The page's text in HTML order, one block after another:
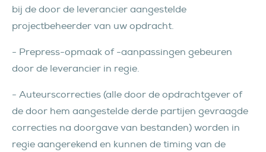
bij de door de leverancier aangestelde
projectbeheerder van uw opdracht.
- Prepress-opmaak of -aanpassingen gebeuren
door de leverancier in regie.
- Auteurscorrecties (alle door de opdrachtgever of
de door hem aangestelde derde partijen gevraagde
correcties na doorgave van bestanden) worden in
regie aangerekend en kunnen de timing van de